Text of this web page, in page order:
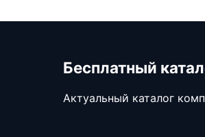
Бесплатный
Актуальный каталог